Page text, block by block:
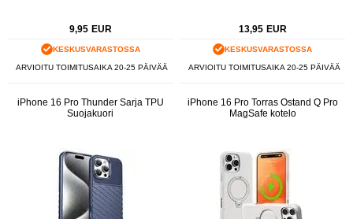
9,95 EUR
KESKUSVARASTOSSA
ARVIOITU TOIMITUSAIKA 20-25 PÄIVÄÄ
13,95 EUR
KESKUSVARASTOSSA
ARVIOITU TOIMITUSAIKA 20-25 PÄIVÄÄ
iPhone 16 Pro Thunder Sarja TPU
Suojakuori
iPhone 16 Pro Torras Ostand Q Pro
MagSafe kotelo